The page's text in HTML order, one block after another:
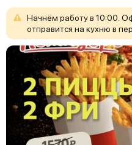
Начнём работув 10:00.
отправится на кухню в